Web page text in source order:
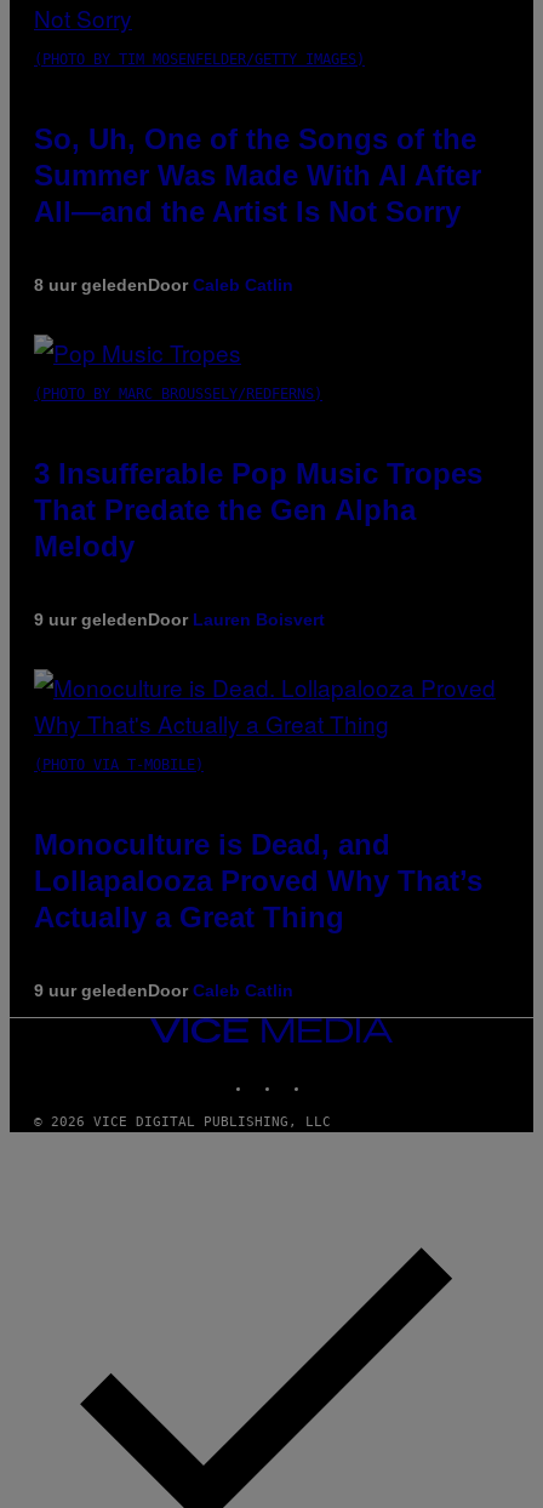
(PHOTO BY TIM MOSENFELDER/GETTY IMAGES)
So, Uh, One of the Songs of the
Summer Was Made With AI After
All—and the Artist Is Not Sorry
8 uur geledenDoorCaleb Catlin
(PHOTO BY MARC BROUSSELY/REDFERNS)
3 Insufferable Pop Music Tropes
That Predate the Gen Alpha
Melody
9 uur geledenDoor Lauren Boisvert
(PHOTO VIA T-MOBILE)
Monoculture is Dead, and
Lollapalooza Proved Why That’s
Actually a Great Thing
9 uur geledenDoorCaleb Catlin
VICE
MEDIA
© 2026 VICE DIGITAL PUBLISHING, LLC